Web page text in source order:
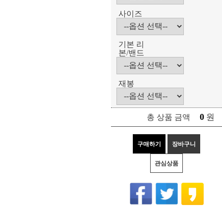
사이즈
기본 리
본/밴드
재봉
총 상품 금액 0 원
구매하기 장바구니
관심상품